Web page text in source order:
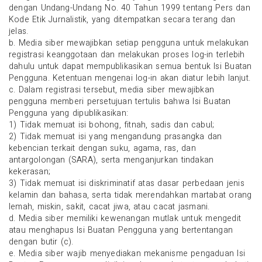
dengan Undang-Undang No. 40 Tahun 1999 tentang Pers dan
Kode Etik Jurnalistik, yang ditempatkan secara terang dan
jelas.
b. Media siber mewajibkan setiap pengguna untuk melakukan
registrasi keanggotaan dan melakukan proses log-in terlebih
dahulu untuk dapat mempublikasikan semua bentuk Isi Buatan
Pengguna. Ketentuan mengenai log-in akan diatur lebih lanjut.
c. Dalam registrasi tersebut, media siber mewajibkan
pengguna memberi persetujuan tertulis bahwa Isi Buatan
Pengguna yang dipublikasikan:
1) Tidak memuat isi bohong, fitnah, sadis dan cabul;
2) Tidak memuat isi yang mengandung prasangka dan
kebencian terkait dengan suku, agama, ras, dan
antargolongan (SARA), serta menganjurkan tindakan
kekerasan;
3) Tidak memuat isi diskriminatif atas dasar perbedaan jenis
kelamin dan bahasa, serta tidak merendahkan martabat orang
lemah, miskin, sakit, cacat jiwa, atau cacat jasmani.
d. Media siber memiliki kewenangan mutlak untuk mengedit
atau menghapus Isi Buatan Pengguna yang bertentangan
dengan butir (c).
e. Media siber wajib menyediakan mekanisme pengaduan Isi